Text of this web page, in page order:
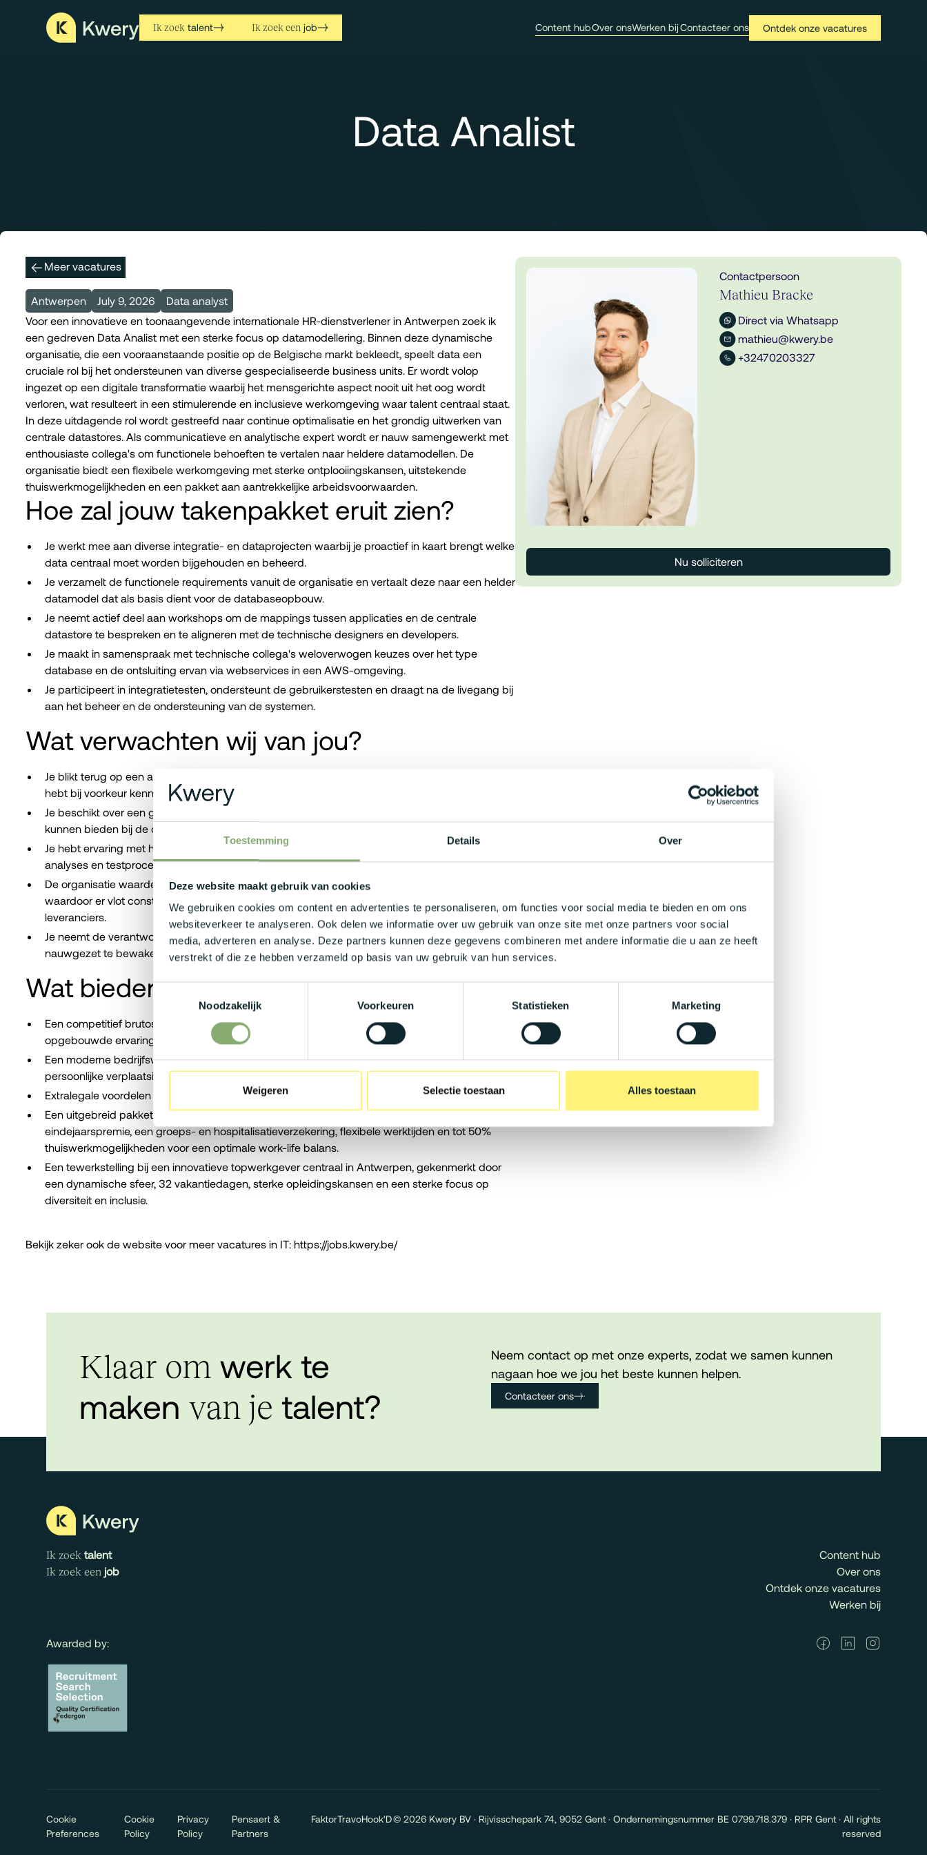
Toestemming Details Over
Deze website maakt gebruik van cookies
We gebruiken cookies om content en advertenties te personaliseren, om functies voor social media te bieden en om ons
websiteverkeer te analyseren. Ook delen we informatie over uw gebruik van onze site met onze partners voor social
media, adverteren en analyse. Deze partners kunnen deze gegevens combineren met andere informatie die u aan ze heeft
verstrekt of die ze hebben verzameld op basis van uw gebruik van hun services.
Toestemmingsselectie
Noodzakelijk
Voorkeuren Statistieken Marketing
Weigeren Selectie toestaan Alles toestaan
Ik zoek talent Ik zoek een job Content hubOver onsWerken bijContacteer ons Ontdek onze vacatures
Data Analist
Meer vacatures
Antwerpen July 9, 2026
Data analyst
Voor een innovatieve en toonaangevende internationale HR-dienstverlener in Antwerpen zoek ik
een gedreven Data Analist met een sterke focus op datamodellering. Binnen deze dynamische
organisatie, die een vooraanstaande positie op de Belgische markt bekleedt, speelt data een
cruciale rol bij het ondersteunen van diverse gespecialiseerde business units. Er wordt volop
ingezet op een digitale transformatie waarbij het mensgerichte aspect nooit uit het oog wordt
verloren, wat resulteert in een stimulerende en inclusieve werkomgeving waar talent centraal staat.
In deze uitdagende rol wordt gestreefd naar continue optimalisatie en het grondig uitwerken van
centrale datastores. Als communicatieve en analytische expert wordt er nauw samengewerkt met
enthousiaste collega's om functionele behoeften te vertalen naar heldere datamodellen. De
organisatie biedt een flexibele werkomgeving met sterke ontplooiingskansen, uitstekende
thuiswerkmogelijkheden en een pakket aan aantrekkelijke arbeidsvoorwaarden.
Hoe zal jouw takenpakket eruit zien?
Je werkt mee aan diverse integratie- en dataprojecten waarbij je proactief in kaart brengt welke
data centraal moet worden bijgehouden en beheerd.
Je verzamelt de functionele requirements vanuit de organisatie en vertaalt deze naar een helder
datamodel dat als basis dient voor de databaseopbouw.
Je neemt actief deel aan workshops om de mappings tussen applicaties en de centrale
datastore te bespreken en te aligneren met de technische designers en developers.
Je maakt in samenspraak met technische collega's weloverwogen keuzes over het type
database en de ontsluiting ervan via webservices in een AWS-omgeving.
Je participeert in integratietesten, ondersteunt de gebruikerstesten en draagt na de livegang bij
aan het beheer en de ondersteuning van de systemen.
Wat verwachten wij van jou?
Je blikt terug op een aantal jaren relevante ervaring binnen het domein van datamodellering en
hebt bij voorkeur kennis van Master Data Management (MDM).
Je beschikt over een grondige kennis van SQL om de nodige technische ondersteuning te
kunnen bieden bij de databaseopbouw.
Je hebt ervaring met het inzetten van AI-tools, zoals Claude, ter ondersteuning van jouw data-
analyses en testprocessen.
De organisatie waardeert sterke communicatieve vaardigheden en een analytisch vermogen,
waardoor er vlot constructieve relaties worden opgebouwd met zowel interne klanten als
leveranciers.
Je neemt de verantwoordelijkheid op om topics zoals GDPR, security, privacy en audits
nauwgezet te bewaken en te verankeren in elk design.
Wat bieden wij jou?
Een competitief brutosalaris tussen € 2.500 en € 4.500 per maand, afhankelijk van de reeds
opgebouwde ervaring en expertise.
Een moderne bedrijfswagen met laadkaart of een flexibel mobiliteitsbudget dat aansluit bij de
persoonlijke verplaatsingsbehoeften.
Extralegale voordelen waaronder maaltijdcheques om de dagelijkse lunch te vergoeden.
Een uitgebreid pakket aan overige voordelen zoals een aantrekkelijk bonussysteem, een
eindejaarspremie, een groeps- en hospitalisatieverzekering, flexibele werktijden en tot 50%
thuiswerkmogelijkheden voor een optimale work-life balans.
Een tewerkstelling bij een innovatieve topwerkgever centraal in Antwerpen, gekenmerkt door
een dynamische sfeer, 32 vakantiedagen, sterke opleidingskansen en een sterke focus op
diversiteit en inclusie.
Bekijk zeker ook de website voor meer vacatures in IT: https://jobs.kwery.be/
Contactpersoon
Mathieu Bracke
Direct via Whatsapp
mathieu@kwery.be
+32470203327
Nu solliciteren
Klaar om werk te
makenvan je talent?
Neem contact op met onze experts, zodat we samen kunnen
nagaan hoe we jou het beste kunnen helpen.
Contacteer ons
Ik zoek talent
Ik zoek een job
Content hub
Over ons
Ontdek onze vacatures
Werken bij
Awarded by:
Cookie
Preferences
Cookie
Policy
Privacy
Policy
Pensaert &
Partners
FaktorTravoHook'D© 2026 Kwery BV · Rijvisschepark 74, 9052 Gent · Ondernemingsnummer BE 0799.718.379 · RPR Gent · All rights
reserved